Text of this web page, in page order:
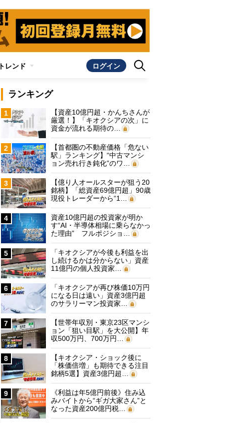
トレンド ログイン
ランキング
1
【資産10億円超・かんちさんが
厳選！】「キオクシアの次」に
資金が流れる期待の…
2
【首都圏の不動産価格「危ない
駅」ランキング】“中古マンシ
ョン売れ行き鈍化”のワ…
3
【億り人オールスターが狙う20
銘柄】「総資産69億円超」90歳
現役トレーダーから“1…
4
資産10億円超の投資家が明か
す“AI・半導体相場に乗らなかっ
た理由” フルポジショ…
5
「キオクシアが今後も利益を出
し続けるかは分からない」資産
11億円の個人投資家…
6
「キオクシアが再び株価10万円
になる日は遠い」資産3億円超
のサラリーマン投資家…
7
【世帯年収別・東京23区マンシ
ョン「狙い目駅」を大公開】年
収500万円、700万円…
8
【キオクシア・ショック後に
「株価倍増」も期待できる注目
銘柄5選】資産3億円超…
9
《利益は年5億円前後》住み込
みバイトから“ギガ大家さん”と
なった資産200億円税…